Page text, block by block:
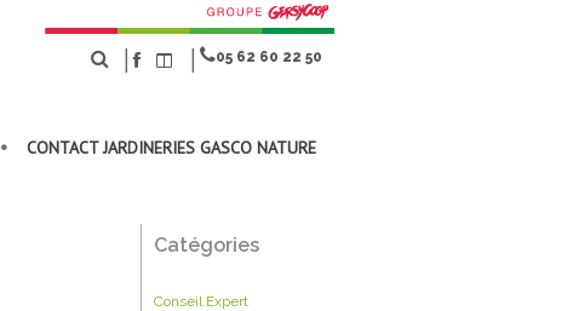
│ 05 62 60 22 50
• CONTACT JARDINERIES GASCO NATURE
Catégories
Conseil Expert